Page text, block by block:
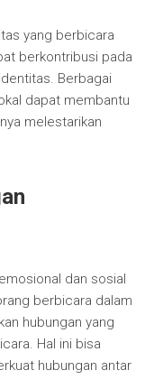
yang berbicara
berkontribusi pada
Berbagai
dapat membantu
melestarikan
dan sosial
berbicara dalam
hubungan yang
Hal ini bisa
hubungan antar